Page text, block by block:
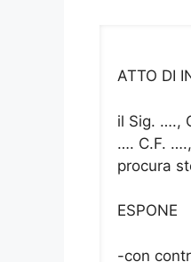
ATTO DI
il Sig. ….,
…. C.F.
procura
ESPONE
-con